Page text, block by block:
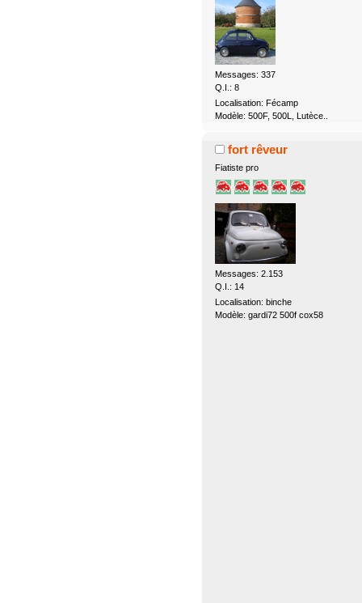
Messages: 337
Q.I.: 8
Localisation: Fécamp
Modèle: 500F, 500L, Lutèce..
fort rêveur
Fiatiste pro
Messages: 2.153
Q.I.: 14
Localisation: binche
Modèle: gardi72 500f cox58